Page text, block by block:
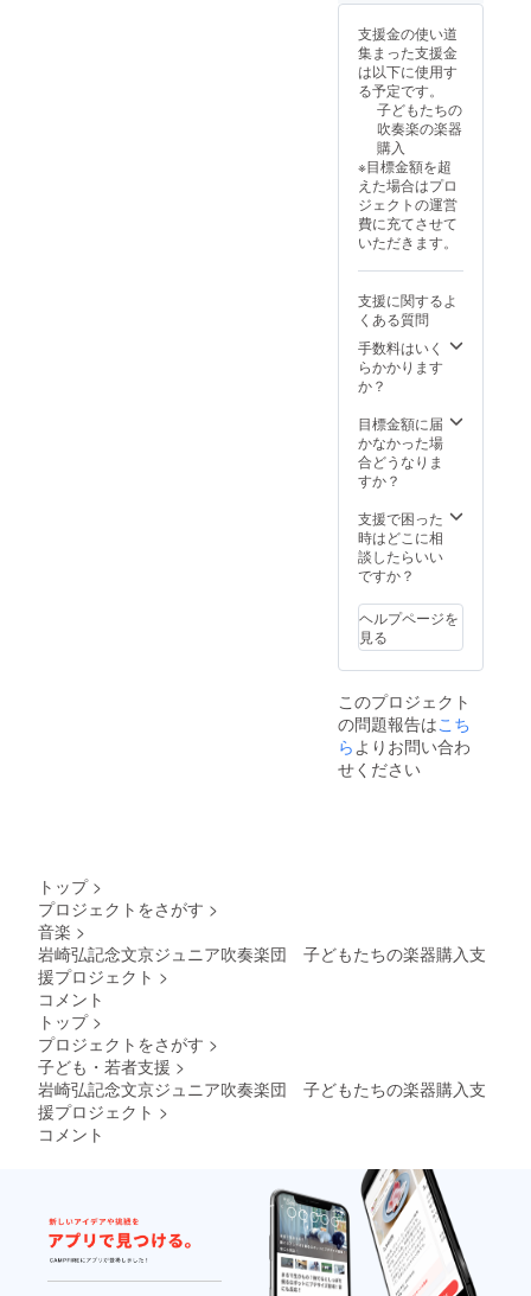
2024年9月頃の
ご連絡、配送を
予定しておりま
す。
ナルTシャツ」を
お送りします。
（次回定期演奏
会で団員が着用
するものと同じ
デザインを予定
しています。サ
イズS、M、Lを
選択。選択がな
い場合はMサイ
ズになります。
◆「50周年記念
誌」をお送りし
ます。 ※「50周
年記念曲」の配
信、グッズ・T
シャツ・記念誌
については
2024年9月頃の
ご連絡、配送を
予定しておりま
支援金の使い道
集まった支援金
は以下に使用す
る予定です。
子どもたちの
吹奏楽の楽器
購入
※目標金額を超
えた場合はプロ
ジェクトの運営
費に充てさせて
いただきます。
支援に関するよ
くある質問
手数料はいく
らかかります
か？
目標金額に届
かなかった場
合どうなりま
すか？
支援で困った
時はどこに相
談したらいい
ですか？
ヘルプページを
見る
このプロジェクト
の問題報告はこち
ら よりお問い合わ
せください
トップ >
プロジェクトをさがす >
音楽 >
岩崎弘記念文京ジュニア吹奏楽団 子どもたちの楽器購入支
援プロジェクト >
コメント
トップ >
プロジェクトをさがす >
子ども・若者支援 >
岩崎弘記念文京ジュニア吹奏楽団 子どもたちの楽器購入支
援プロジェクト >
コメント